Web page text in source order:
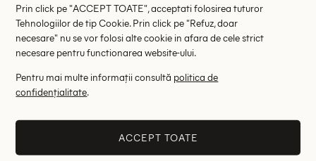
Rochie scurta Zara, albastru
RRP: 249.00 lei
XS S
Rochie scurta WAREHOUSE,
RRP: 549.00 lei
36 38 40
Prin click pe "ACCEPT TOATE", acceptati folosirea tuturor
Tehnologiilor de tip Cookie. Prin click pe "Refuz, doar
necesare" nu se vor folosi alte cookie in afara de cele strict
necesare pentru functionarea website-ului.
Pentru mai multe informații consultă politica de
confidențialitate.
ACCEPT TOATE